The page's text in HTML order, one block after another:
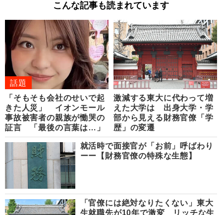
こんな記事も読まれています
話題
「そもそも会社のせいで起
きた人災」 イオンモール
事故被害者の親族が慟哭の
証言 「最後の言葉は…」
激減する東大に代わって増
えた大学は 出身大学・学
部から見える財務官僚「学
歴」の変遷
就活時で面接官が「お前」呼ばわり
ーー【財務官僚の特殊な生態】
「官僚には絶対なりたくない」東大
生就職先が10年で激変 リッチな生